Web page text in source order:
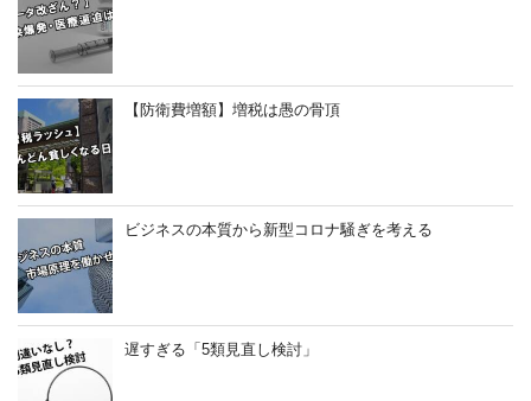
【防衛費増額】増税は愚の骨頂
ビジネスの本質から新型コロナ騒ぎを考える
遅すぎる「5類見直し検討」